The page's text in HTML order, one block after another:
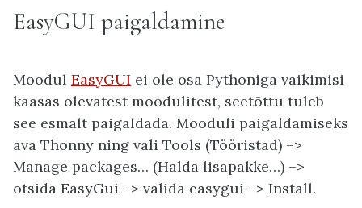
EasyGUI paigaldamine
Moodul EasyGUI ei ole osa Pythoniga vaikimisi
kaasas olevatest moodulitest, seetõttu tuleb
see esmalt paigaldada. Mooduli paigaldamiseks
ava Thonny ning vali Tools (Tööristad) –>
Manage packages… (Halda lisapakke…) –>
otsida EasyGui –> valida easygui –> Install.